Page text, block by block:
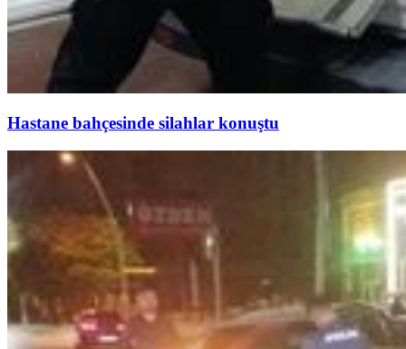
Hastane bahçesinde silahlar konuştu